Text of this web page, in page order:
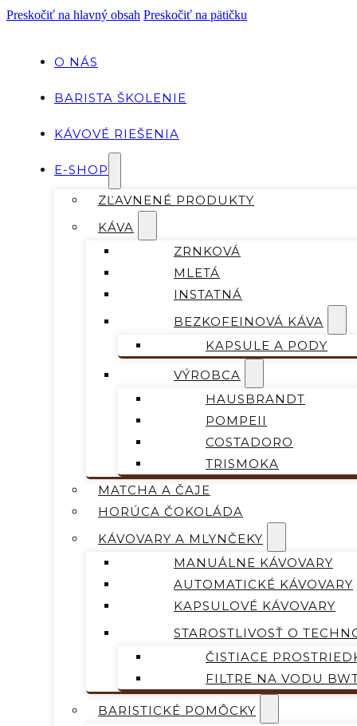
Preskočiť na hlavný obsah Preskočiť na pätičku
O NÁS
BARISTA ŠKOLENIE
KÁVOVÉ RIEŠENIA
E-SHOP
ZĽAVNENÉ PRODUKTY
KÁVA
ZRNKOVÁ
MLETÁ
INSTATNÁ
BEZKOFEINOVÁ KÁVA
KAPSULE A PODY
VÝROBCA
HAUSBRANDT
POMPEII
COSTADORO
TRISMOKA
MATCHA A ČAJE
HORÚCA ČOKOLÁDA
KÁVOVARY A MLYNČEKY
MANUÁLNE KÁVOVARY
AUTOMATICKÉ KÁVOVARY
KAPSULOVÉ KÁVOVARY
STAROSTLIVOSŤ O
ČISTIACE
FILTRE NA VODU
BARISTICKÉ POMÔCKY